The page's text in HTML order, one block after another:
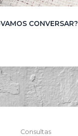
VAMOS CONVERSAR?
Consultas